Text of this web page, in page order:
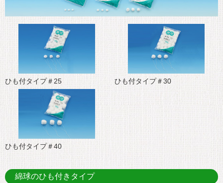
ひも付タイプ＃25 ひも付タイプ＃30
ひも付タイプ＃40
綿球のひも付きタイプ